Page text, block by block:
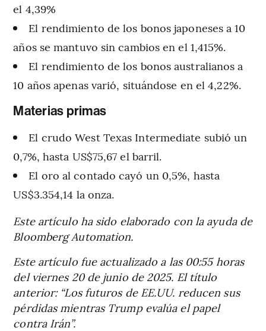
el 4,39%
El rendimiento de los bonos japoneses a 10
años se mantuvo sin cambios en el 1,415%.
El rendimiento de los bonos australianos a
10 años apenas varió, situándose en el 4,22%.
Materias primas
El crudo West Texas Intermediate subió un
0,7%, hasta US$75,67 el barril.
El oro al contado cayó un 0,5%, hasta
US$3.354,14 la onza.
Este artículo ha sido elaborado con la ayuda de
Bloomberg Automation.
Este artículo fue actualizado a las 00:55 horas
del viernes 20 de junio de 2025. El título
anterior: “Los futuros de EE.UU. reducen sus
pérdidas mientras Trump evalúa el papel
contra Irán”.